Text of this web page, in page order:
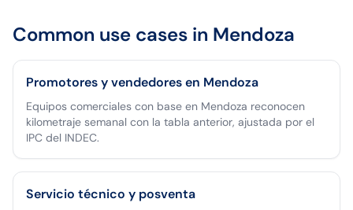
Common use cases in Mendoza
Promotores y vendedores en Mendoza
Equipos comerciales con base en Mendoza reconocen
kilometraje semanal con la tabla anterior, ajustada por el
IPC del INDEC.
Servicio técnico y posventa